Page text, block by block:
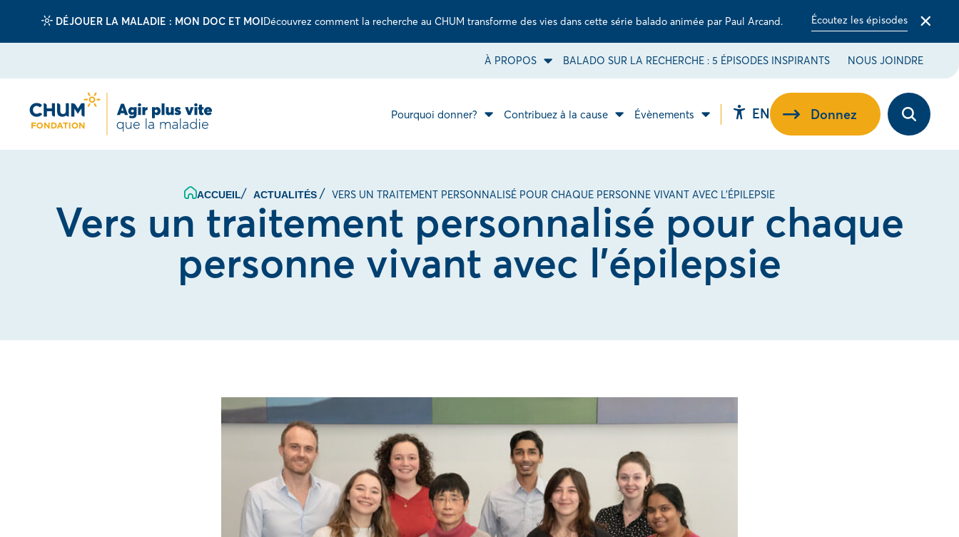
DÉJOUER LA MALADIE : MON DOC ET MOIDécouvrez comment la recherche au CHUM transforme des vies dans cette série balado animée par Paul Arcand. Écoutez les épisodes
la
d'alerte
À PROPOS
Ouvrir
le
À
propos.
BALADO SUR LA RECHERCHE : 5 ÉPISODES INSPIRANTS NOUS JOINDRE
Pourquoi donner?
Ouvrir
menu
Contribuez à la cause
Ouvrir
menu
cause.
Évènements
menu
Ouvrez
d’outils
ENSwitch
language
Donnez
ACCUEIL ACTUALITÉS VERS UN TRAITEMENT PERSONNALISÉ POUR CHAQUE PERSONNE VIVANT AVEC L’ÉPILEPSIE
Vers un traitement personnalisé pour chaque
personne vivant avec l’épilepsie